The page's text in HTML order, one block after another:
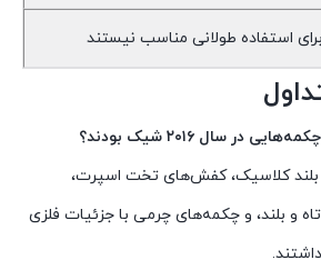
استفاده طولانی مناسب نیستند
سال ۲۰۱۶ شیک بودند؟
کلاسیک، کفش‌های تخت اسپرت،
و بلند، و چکمه‌های چرمی با جزئیات فلزی